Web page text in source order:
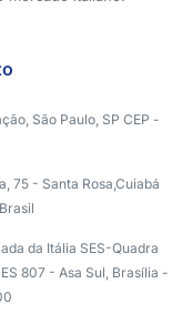
São Paulo, SP CEP -
75 - Santa Rosa,Cuiabá
da Itália SES-Quadra
807 - Asa Sul, Brasília -